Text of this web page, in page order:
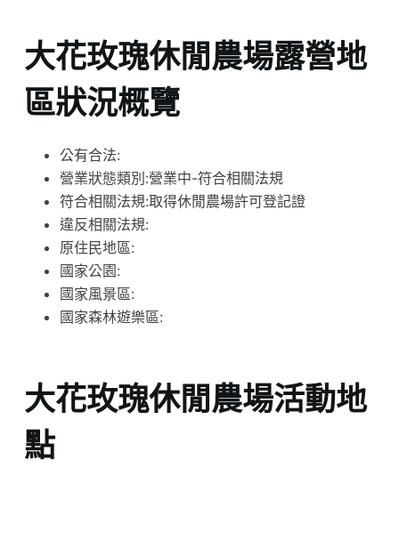
大花玫瑰休閒農場露營地
區狀況概覽
公有合法:
營業狀態類別:營業中-符合相關法規
符合相關法規:取得休閒農場許可登記證
違反相關法規:
原住民地區:
國家公園:
國家風景區:
國家森林遊樂區:
大花玫瑰休閒農場活動地
點